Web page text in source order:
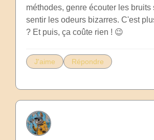
méthodes, genre écouter les bruits
sentir les odeurs bizarres. C'est
? Et puis, ça coûte rien ! 😉
J'aime Répondre